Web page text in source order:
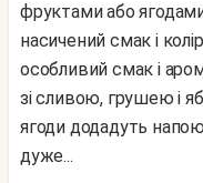
фруктами або
насичений смак і
особливий смак і
зі сливою, грушею і
ягоди додадуть
дуже...